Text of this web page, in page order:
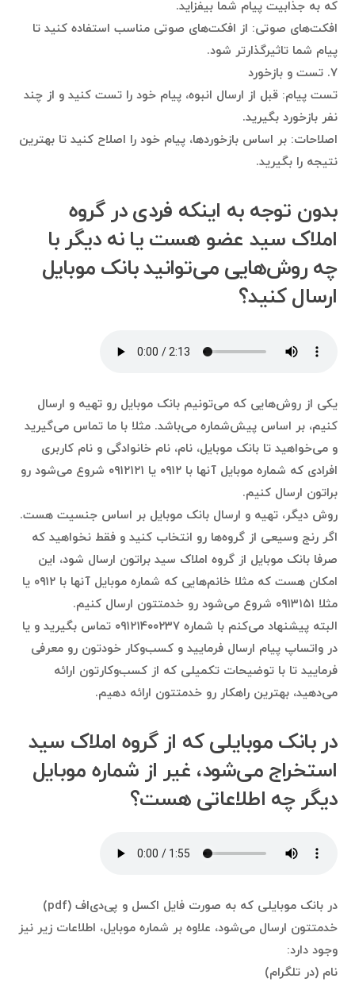
که به جذابیت پیام شما بیفزاید.
افکت‌های صوتی: از افکت‌های صوتی مناسب استفاده کنید تا
پیام شما تاثیرگذارتر شود.
۷. تست و بازخورد
تست پیام: قبل از ارسال انبوه، پیام خود را تست کنید و از چند
نفر بازخورد بگیرید.
اصلاحات: بر اساس بازخوردها، پیام خود را اصلاح کنید تا بهترین
نتیجه را بگیرید.
بدون توجه به اینکه فردی در گروه
املاک سید عضو هست یا نه دیگر با
چه روش‌هایی می‌توانید بانک موبایل
ارسال کنید؟
یکی از روش‌هایی که می‌تونیم بانک موبایل رو تهیه و ارسال
کنیم، بر اساس پیش‌شماره می‌باشد. مثلا با ما تماس می‌گیرید
و می‌خواهید تا بانک موبایل، نام، نام خانوادگی و نام کاربری
افرادی که شماره موبایل آنها با ۰۹۱۲ یا ۰۹۱۲۱۲۱ شروع می‌شود رو
براتون ارسال کنیم.
روش دیگر، تهیه و ارسال بانک موبایل بر اساس جنسیت هست.
اگر رنج وسیعی از گروه‌ها رو انتخاب کنید و فقط نخواهید که
صرفا بانک موبایل از گروه املاک سید براتون ارسال شود، این
امکان هست که مثلا خانم‌هایی که شماره موبایل آنها با ۰۹۱۲ یا
مثلا ۰۹۱۳۱۵۱ شروع می‌شود رو خدمتتون ارسال کنیم.
البته پیشنهاد می‌کنم با شماره ۰۹۱۲۱۴۰۰۲۳۷ تماس بگیرید و یا
در واتساپ پیام ارسال فرمایید و کسب‌وکار خودتون رو معرفی
فرمایید تا با توضیحات تکمیلی که از کسب‌وکارتون ارائه
می‌دهید، بهترین راهکار رو خدمتتون ارائه دهیم.
در بانک موبایلی که از گروه املاک سید
استخراج می‌شود، غیر از شماره موبایل
دیگر چه اطلاعاتی هست؟
در بانک موبایلی که به صورت فایل اکسل و پی‌دی‌اف (pdf)
خدمتتون ارسال می‌شود، علاوه بر شماره موبایل، اطلاعات زیر نیز
وجود دارد:
نام (در تلگرام)